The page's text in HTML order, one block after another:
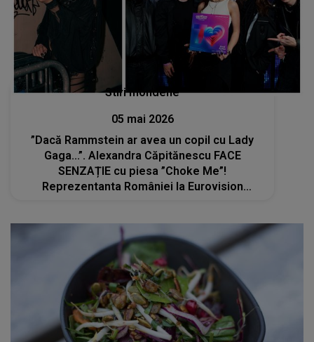
Stiri mondene
05 mai 2026
”Dacă Rammstein ar avea un copil cu Lady
Gaga...”. Alexandra Căpitănescu FACE
SENZAȚIE cu piesa ”Choke Me”!
Reprezentanta României la Eurovision